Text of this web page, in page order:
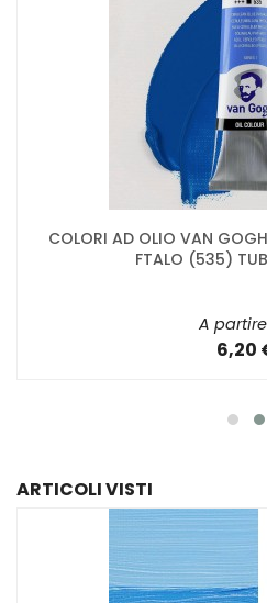
COLORI AD OLIO VAN
FTALO (535)
A
6,20
ARTICOLI VISTI